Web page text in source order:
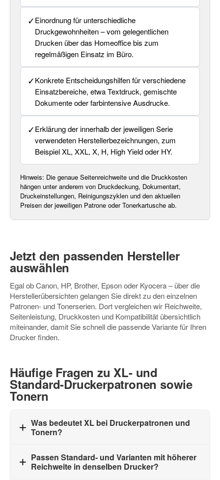
✓Einordnung für unterschiedliche
Druckgewohnheiten – vom gelegentlichen
Drucken über das Homeoffice bis zum
regelmäßigen Einsatz im Büro.
✓Konkrete Entscheidungshilfen für verschiedene
Einsatzbereiche, etwa Textdruck, gemischte
Dokumente oder farbintensive Ausdrucke.
✓Erklärung der innerhalb der jeweiligen Serie
verwendeten Herstellerbezeichnungen, zum
Beispiel XL, XXL, X, H, High Yield oder HY.
Hinweis: Die genaue Seitenreichweite und die Druckkosten
hängen unter anderem von Druckdeckung, Dokumentart,
Druckeinstellungen, Reinigungszyklen und den aktuellen
Preisen der jeweiligen Patrone oder Tonerkartusche ab.
Jetzt den passenden Hersteller
auswählen
Egal ob Canon, HP, Brother, Epson oder Kyocera – über die
Herstellerübersichten gelangen Sie direkt zu den einzelnen
Patronen- und Tonerserien. Dort vergleichen wir Reichweite,
Seitenleistung, Druckkosten und Kompatibilität übersichtlich
miteinander, damit Sie schnell die passende Variante für Ihren
Drucker finden.
Häufige Fragen zu XL- und
Standard-Druckerpatronen sowie
Tonern
Was bedeutet XL bei Druckerpatronen und
Tonern?
Passen Standard- und Varianten mit höherer
Reichweite in denselben Drucker?